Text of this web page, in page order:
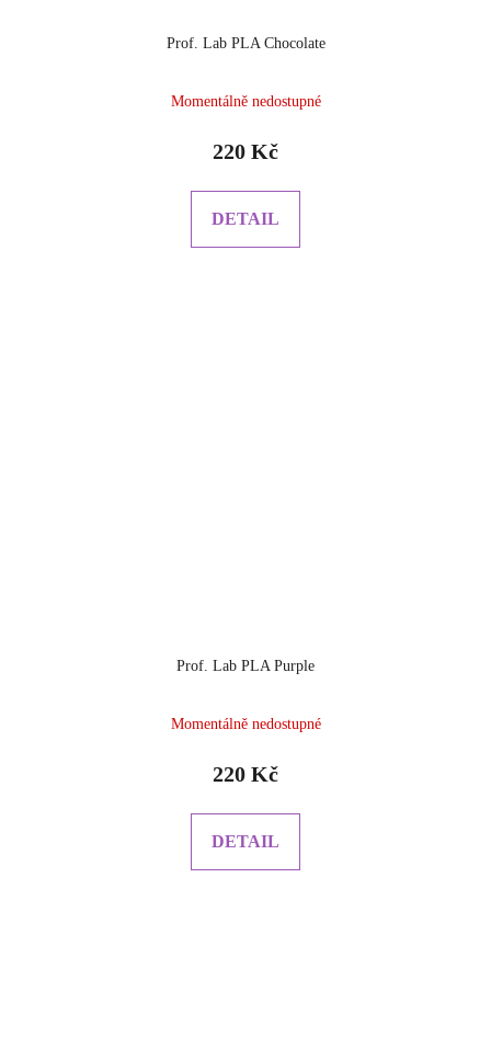
Prof. Lab PLA Chocolate
Momentálně nedostupné
220 Kč
DETAIL
Prof. Lab PLA Purple
Momentálně nedostupné
220 Kč
DETAIL